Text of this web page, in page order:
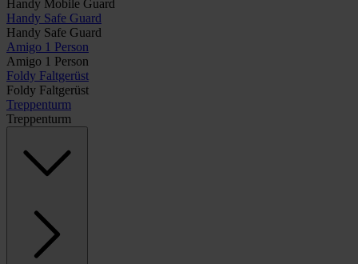
Handy Mobile Guard
Handy Safe Guard
Handy Safe Guard
Amigo 1 Person
Amigo 1 Person
Foldy Faltgerüst
Foldy Faltgerüst
Treppenturm
Treppenturm